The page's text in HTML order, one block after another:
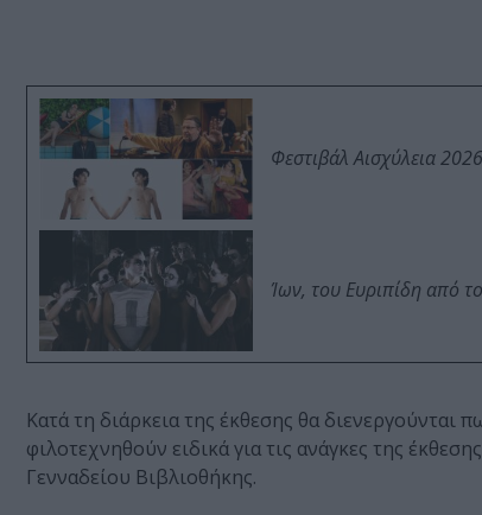
Φεστιβάλ Αισχύλεια
Ίων, του Ευριπίδη από
Κατά τη διάρκεια της έκθεσης θα διενεργούνται
φιλοτεχνηθούν ειδικά για τις ανάγκες της
Γενναδείου Βιβλιοθήκης.